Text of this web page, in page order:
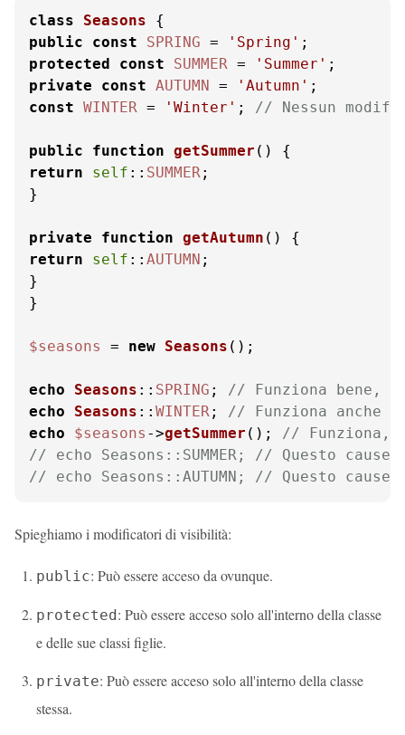
class Seasons
public
const SPRING = 'Spring'
protected
const SUMMER = 'Summer'
private
const AUTUMN = 'Autumn'
const WINTER = 'Winter' ; // Nessun
public function getSummer ( )
return
self :: SUMMER;
}
private function getAutumn ( )
return
self :: AUTUMN ;
}
}
$seasons = new Seasons ();
echo Seasons :: SPRING ; // Funziona bene,
echo
Seasons :: WINTER; // Funziona anche
echo
$seasons ->getSummer (); // Funziona,
// echo Seasons::SUMMER; // Questo
// echo Seasons::AUTUMN; // Questo
Spieghiamo i modificatori di visibilità:
public: Può essere acceso da ovunque.
protected: Può essere acceso solo all'interno della classe
e delle sue classi figlie.
private: Può essere acceso solo all'interno della classe
stessa.